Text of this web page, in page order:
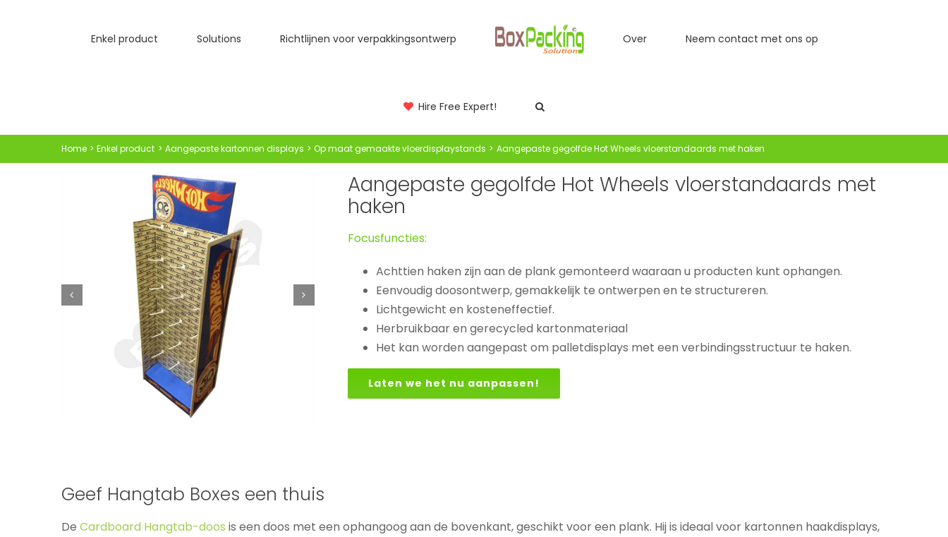
Enkel product Solutions Richtlijnen voor verpakkingsontwerp Over Neem contact met ons op
Hire Free Expert!
Home Enkel product Aangepaste kartonnen displays Op maat gemaakte vloerdisplaystands Aangepaste gegolfde Hot Wheels vloerstandaards met haken
Aangepaste gegolfde Hot Wheels vloerstandaards met
haken
Focusfuncties:
Achttien haken zijn aan de plank gemonteerd waaraan u producten kunt ophangen.
Eenvoudig doosontwerp, gemakkelijk te ontwerpen en te structureren.
Lichtgewicht en kosteneffectief.
Herbruikbaar en gerecycled kartonmateriaal
Het kan worden aangepast om palletdisplays met een verbindingsstructuur te haken.
Laten we het nu aanpassen!
Geef Hangtab Boxes een thuis
De Cardboard Hangtab-doos is een doos met een ophangoog aan de bovenkant, geschikt voor een plank. Hij is ideaal voor kartonnen haakdisplays,